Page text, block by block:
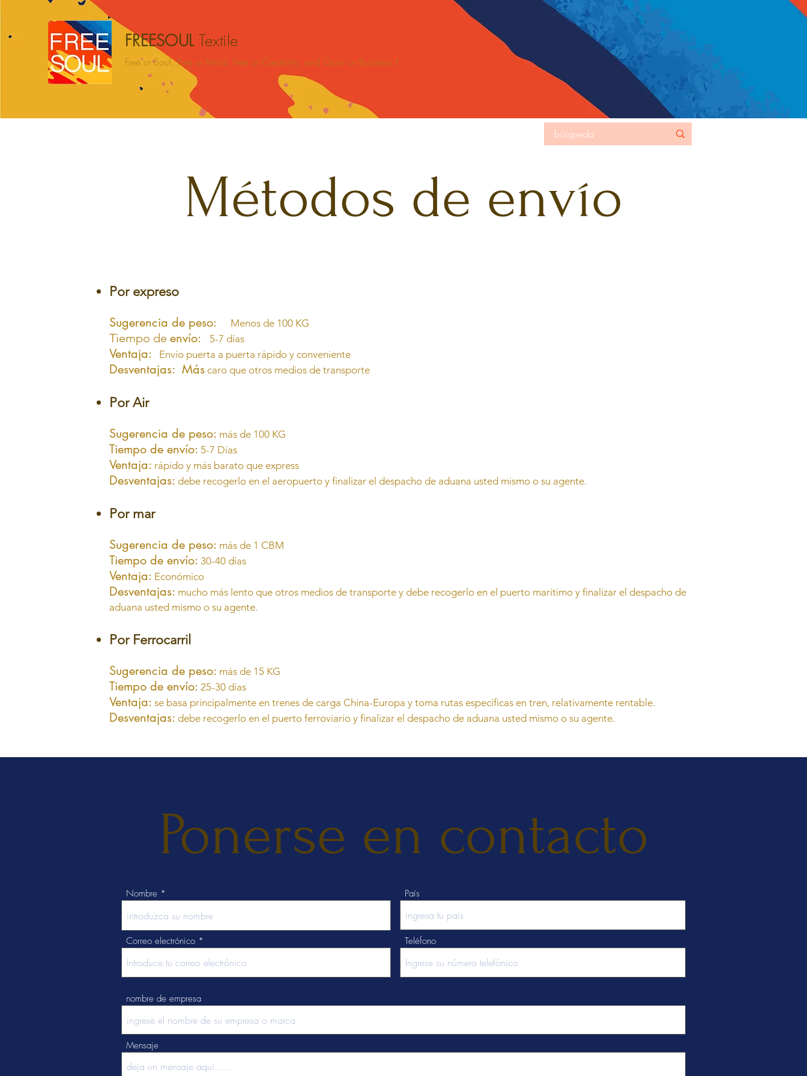
FREESOULTextile
Free ur Soul, Free ur Mind, Free ur Creativity, and Grow ur Business！
MORE
Métodos de envío
Por expreso
Sugerencia de peso: Menos de 100 KG
Tiempo de envío: 5-7 días
Ventaja: Envío puerta a puerta rápido y conveniente
Desventajas: Más caro que otros medios de transporte
Por Air
Sugerencia de peso: más de 100 KG
Tiempo de envío: 5-7 Días
Ventaja: rápido y más barato que express
Desventajas: debe recogerlo en el aeropuerto y finalizar el despacho de aduana usted mismo o su agente.
Por mar
Sugerencia de peso: más de 1 CBM
Tiempo de envío: 30-40 días
Ventaja: Económico
Desventajas: mucho más lento que otros medios de transporte y debe recogerlo en el puerto marítimo y finalizar el despacho de
aduana usted mismo o su agente.
Por Ferrocarril
Sugerencia de peso: más de 15 KG
Tiempo de envío: 25-30 días
Ventaja: se basa principalmente en trenes de carga China-Europa y toma rutas específicas en tren, relativamente rentable.
Desventajas: debe recogerlo en el puerto ferroviario y finalizar el despacho de aduana usted mismo o su agente.
Ponerse en contacto
Nombre
Correo electrónico
País
Teléfono
nombre de empresa
Mensaje